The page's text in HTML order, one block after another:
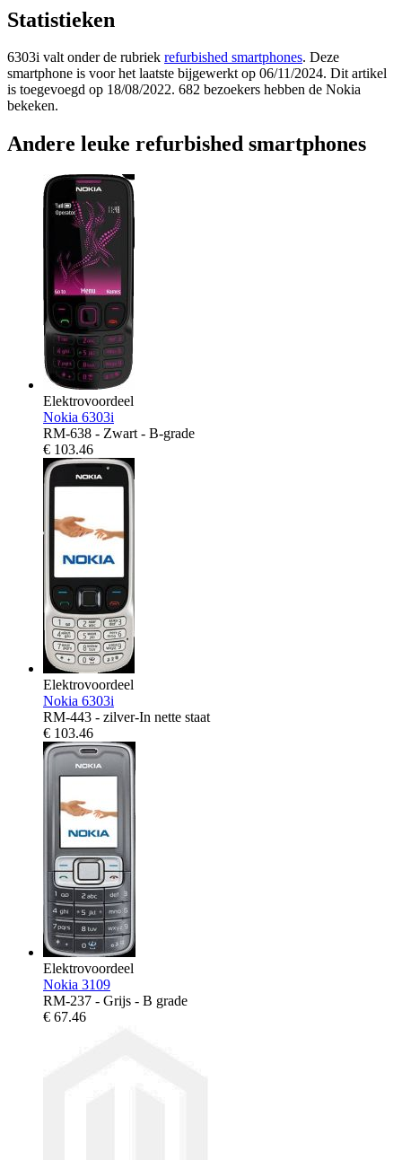
Statistieken
6303i valt onder de rubriek refurbished smartphones. Deze
smartphone is voor het laatste bijgewerkt op 06/11/2024. Dit artikel
is toegevoegd op 18/08/2022. 682 bezoekers hebben de Nokia
bekeken.
Andere leuke refurbished smartphones
Elektrovoordeel
Nokia 6303i
RM-638 - Zwart - B-grade
€ 103.46
Elektrovoordeel
Nokia 6303i
RM-443 - zilver-In nette staat
€ 103.46
Elektrovoordeel
Nokia 3109
RM-237 - Grijs - B grade
€ 67.46